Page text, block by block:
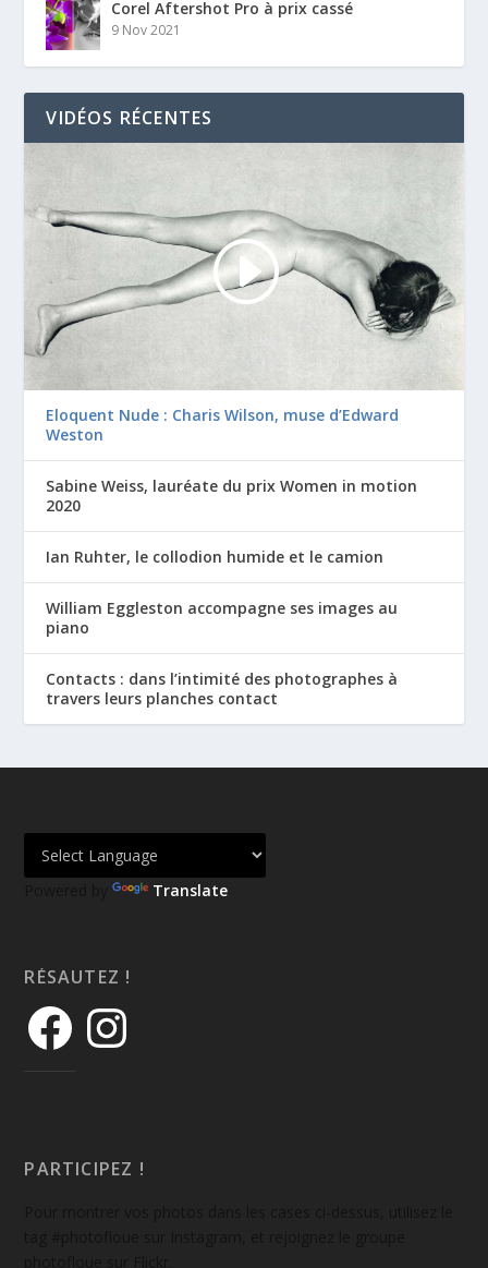
Corel Aftershot Pro à prix cassé
9 Nov 2021
VIDÉOS RÉCENTES
Eloquent Nude : Charis Wilson, muse d’Edward
Weston
Sabine Weiss, lauréate du prix Women in motion
2020
Ian Ruhter, le collodion humide et le camion
William Eggleston accompagne ses images au
piano
Contacts : dans l’intimité des photographes à
travers leurs planches contact
Powered by Translate
RÉSAUTEZ !
PARTICIPEZ !